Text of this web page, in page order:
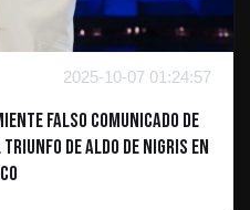
2025-10-07 01:24:57
falso comunicado de
de Aldo de Nigris en